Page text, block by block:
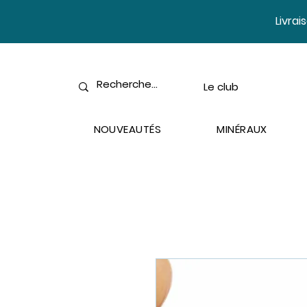
Le club
NOUVEAUTÉS MINÉRAUX